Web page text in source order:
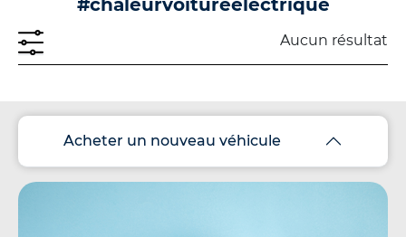
#chaleurvoitureélectrique
Aucun résultat
Acheter un nouveau véhicule